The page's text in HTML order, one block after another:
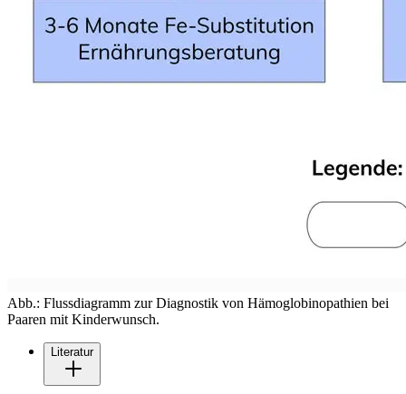
Abb.: Flussdiagramm zur Diagnostik von Hämoglobinopathien bei
Paaren mit Kinderwunsch.
Literatur